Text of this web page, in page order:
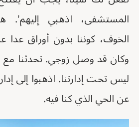
المستشفى، اذهبي
الخوف، كوننا بدون أوراق عدا
وكان قد وصل زوجي. تحدثنا مع
ليس تحت إدارتنا. اذهبوا إلى
عن الحي الذي كنا فيه.